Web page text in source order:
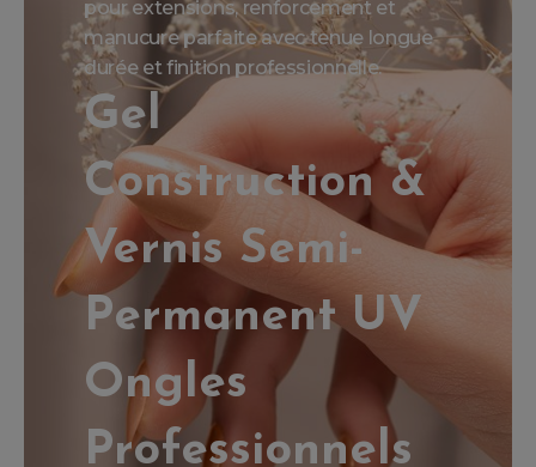
pour extensions, renforcement et
manucure parfaite avec tenue longue
durée et finition professionnelle.
Gel
Construction &
Vernis Semi-
Permanent UV
Ongles
Professionnels